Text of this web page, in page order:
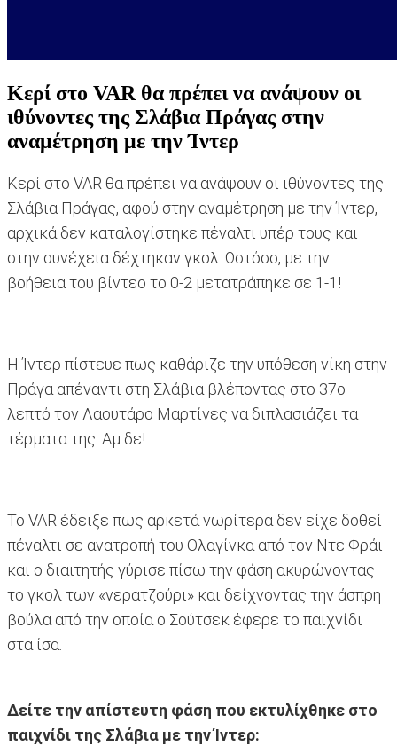
Κερί στο VAR θα πρέπει να ανάψουν οι
ιθύνοντες της Σλάβια Πράγας στην
αναμέτρηση με την Ίντερ
Κερί στο VAR θα πρέπει να ανάψουν οι ιθύνοντες της
Σλάβια Πράγας, αφού στην αναμέτρηση με την Ίντερ,
αρχικά δεν καταλογίστηκε πέναλτι υπέρ τους και
στην συνέχεια δέχτηκαν γκολ. Ωστόσο, με την
βοήθεια του βίντεο το 0-2 μετατράπηκε σε 1-1!
Η Ίντερ πίστευε πως καθάριζε την υπόθεση νίκη στην
Πράγα απέναντι στη Σλάβια βλέποντας στο 37ο
λεπτό τον Λαουτάρο Μαρτίνες να διπλασιάζει τα
τέρματα της. Αμ δε!
Το VAR έδειξε πως αρκετά νωρίτερα δεν είχε δοθεί
πέναλτι σε ανατροπή του Ολαγίνκα από τον Ντε Φράι
και ο διαιτητής γύρισε πίσω την φάση ακυρώνοντας
το γκολ των «νερατζούρι» και δείχνοντας την άσπρη
βούλα από την οποία ο Σούτσεκ έφερε το παιχνίδι
στα ίσα.
Δείτε την απίστευτη φάση που εκτυλίχθηκε στο
παιχνίδι της Σλάβια με την Ίντερ: